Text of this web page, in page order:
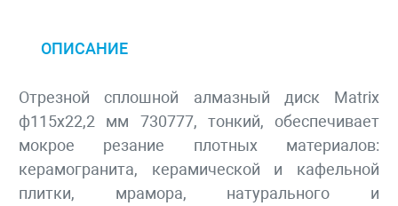
ОПИСАНИЕ
Отрезной сплошной алмазный диск Matrix
ф115х22,2 мм 730777, тонкий, обеспечивает
мокрое резание плотных материалов:
керамогранита, керамической и кафельной
плитки, мрамора, натурального и